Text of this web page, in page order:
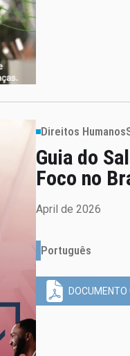
Direitos Humanos
Guia do
Foco no
April de 2026
Português
DOCUMENTO